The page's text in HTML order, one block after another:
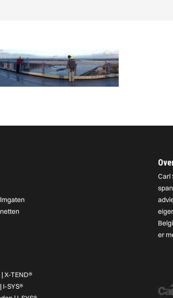
X-TEND®
I-SYS®
Carl
er